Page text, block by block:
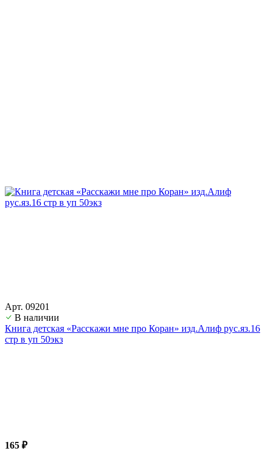
Арт. 09201
В наличии
Книга детская «Расскажи мне про Коран» изд.Алиф рус.яз.16
стр в уп 50экз
165 ₽